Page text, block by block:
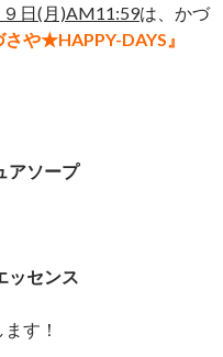
日(月)AM11:59は、かづ
さや★HAPPY-DAYS』
アソープ
ッセンス
す！